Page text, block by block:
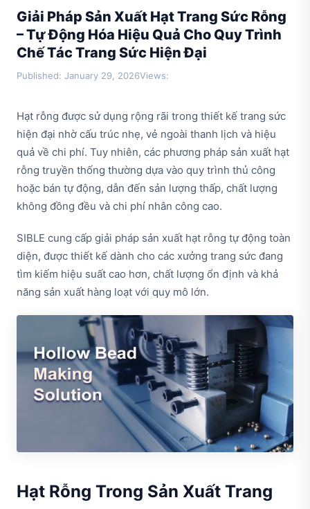
Giải Pháp Sản Xuất Hạt Trang Sức Rỗng
– Tự Động Hóa Hiệu Quả Cho Quy Trình
Chế Tác Trang Sức Hiện Đại
Published: January 29, 2026Views:
Hạt rỗng được sử dụng rộng rãi trong thiết kế trang sức
hiện đại nhờ cấu trúc nhẹ, vẻ ngoài thanh lịch và hiệu
quả về chi phí. Tuy nhiên, các phương pháp sản xuất hạt
rỗng truyền thống thường dựa vào quy trình thủ công
hoặc bán tự động, dẫn đến sản lượng thấp, chất lượng
không đồng đều và chi phí nhân công cao.
SIBLE cung cấp giải pháp sản xuất hạt rỗng tự động toàn
diện, được thiết kế dành cho các xưởng trang sức đang
tìm kiếm hiệu suất cao hơn, chất lượng ổn định và khả
năng sản xuất hàng loạt với quy mô lớn.
Hạt Rỗng Trong Sản Xuất Trang